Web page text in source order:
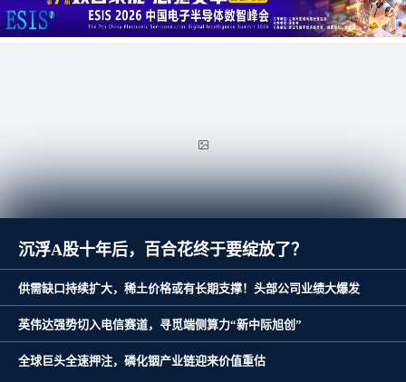

全球巨头全速押注，磷化铟产业链迎来价值重估
沉浮A股十年后，百合花终于要绽放了？
供需缺口持续扩大，稀土价格或有长期支撑！头部公司业绩大爆发
英伟达强势切入电信赛道，寻觅端侧算力“新中际旭创”